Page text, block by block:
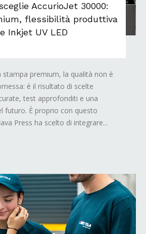
AccurioJet 30000:
flessibilità produttiva
Inkjet UV LED
stampa premium, la qualità non è
è il risultato di scelte
test approfonditi e una
futuro. È proprio con questo
Press ha scelto di integrare...